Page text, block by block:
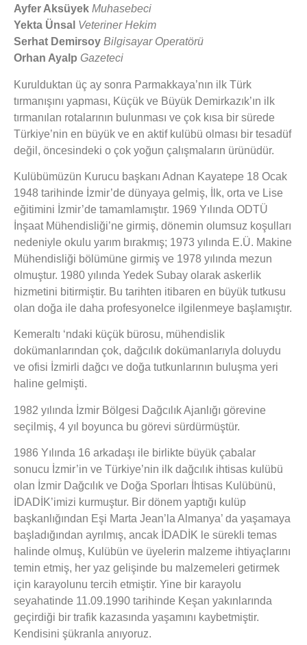
Ayfer Aksüyek Muhasebeci
Yekta Ünsal Veteriner Hekim
Serhat Demirsoy Bilgisayar Operatörü
Orhan Ayalp Gazeteci
Kurulduktan üç ay sonra Parmakkaya’nın ilk Türk
tırmanışını yapması, Küçük ve Büyük Demirkazık’ın ilk
tırmanılan rotalarının bulunması ve çok kısa bir sürede
Türkiye’nin en büyük ve en aktif kulübü olması bir tesadüf
değil, öncesindeki o çok yoğun çalışmaların ürünüdür.
Kulübümüzün Kurucu başkanı Adnan Kayatepe 18 Ocak
1948 tarihinde İzmir’de dünyaya gelmiş, İlk, orta ve Lise
eğitimini İzmir’de tamamlamıştır. 1969 Yılında ODTÜ
İnşaat Mühendisliği’ne girmiş, dönemin olumsuz koşulları
nedeniyle okulu yarım bırakmış; 1973 yılında E.Ü. Makine
Mühendisliği bölümüne girmiş ve 1978 yılında mezun
olmuştur. 1980 yılında Yedek Subay olarak askerlik
hizmetini bitirmiştir. Bu tarihten itibaren en büyük tutkusu
olan doğa ile daha profesyonelce ilgilenmeye başlamıştır.
Kemeraltı ‘ndaki küçük bürosu, mühendislik
dokümanlarından çok, dağcılık dokümanlarıyla doluydu
ve ofisi İzmirli dağcı ve doğa tutkunlarının buluşma yeri
haline gelmişti.
1982 yılında İzmir Bölgesi Dağcılık Ajanlığı görevine
seçilmiş, 4 yıl boyunca bu görevi sürdürmüştür.
1986 Yılında 16 arkadaşı ile birlikte büyük çabalar
sonucu İzmir’in ve Türkiye’nin ilk dağcılık ihtisas kulübü
olan İzmir Dağcılık ve Doğa Sporları İhtisas Kulübünü,
İDADİK’imizi kurmuştur. Bir dönem yaptığı kulüp
başkanlığından Eşi Marta Jean’la Almanya’ da yaşamaya
başladığından ayrılmış, ancak İDADİK le sürekli temas
halinde olmuş, Kulübün ve üyelerin malzeme ihtiyaçlarını
temin etmiş, her yaz gelişinde bu malzemeleri getirmek
için karayolunu tercih etmiştir. Yine bir karayolu
seyahatinde 11.09.1990 tarihinde Keşan yakınlarında
geçirdiği bir trafik kazasında yaşamını kaybetmiştir.
Kendisini şükranla anıyoruz.